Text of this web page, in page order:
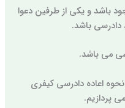
باشد و یکی از طرفین دعوا
باشد.
می باشد.
اعاده دادرسی کیفری